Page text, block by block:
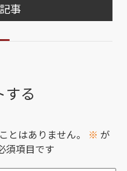
事
する
とはありません。 ※ が
須項目です